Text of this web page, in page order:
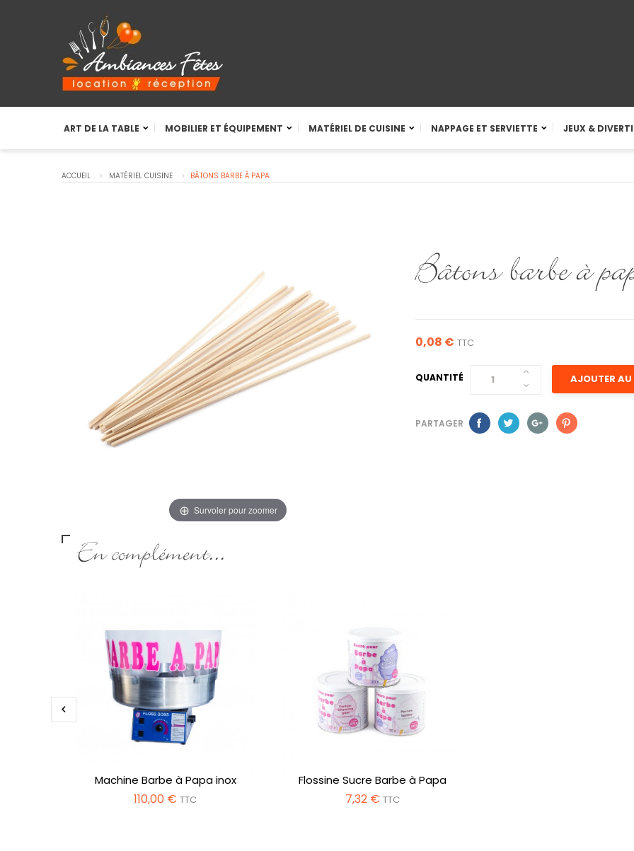
ART DE LA TABLE MOBILIER ET ÉQUIPEMENT MATÉRIEL DE CUISINE NAPPAGE ET SERVIETTE JEUX &
ACCUEIL MATÉRIEL CUISINE BÂTONS BARBE À PAPA
Survoler pour zoomer
Bâtons barbe à
0,08 € TTC
QUANTITÉ AJOUTER AU
PARTAGER
En complément...

Machine Barbe à Papa inox
110,00 € TTC
Flossine Sucre Barbe à Papa
7,32 € TTC